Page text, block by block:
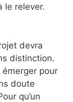
le relever.
devra
distinction.
pour
doute
qu’un